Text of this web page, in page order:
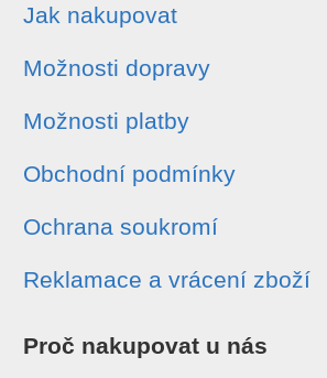
Jak nakupovat
Možnosti dopravy
Možnosti platby
Obchodní podmínky
Ochrana soukromí
Reklamace a vrácení zboží
Proč nakupovat u nás